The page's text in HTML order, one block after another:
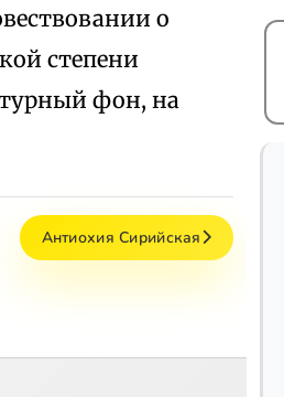
о
степени
фон, на
Антиохия Сирийская